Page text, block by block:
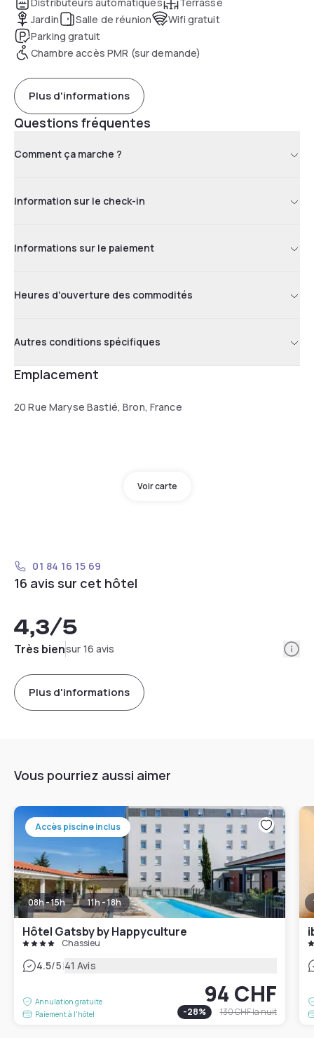
Jardin
Salle de réunion
Wifi gratuit
Parking gratuit
Chambre accès PMR (sur demande)
Plus d'informations
Questions fréquentes
Comment ça marche ?
Information sur le check-in
Informations sur le paiement
Heures d'ouverture des commodités
Autres conditions spécifiques
Emplacement
20 Rue Maryse Bastié, Bron, France
Voir carte
01 84 16 15 69
16 avis sur cet hôtel
4,3/5
Très biensur 16 avis
Plus d'informations
Vous pourriez aussi aimer
Accès piscine inclus
08h - 15h 11h - 18h
Hôtel Gatsby by Happyculture
Chassieu
4.5/5|41 Avis
Annulation gratuite
Paiement à l'hôtel
94 CHF
-28% 130 CHFla nuit